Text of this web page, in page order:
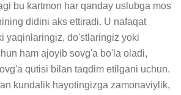
bu kartmon har qanday uslubga mos
didini aks ettiradi. U nafaqat
yaqinlaringiz, do'stlaringiz yoki
ham ajoyib sovg'a bo'la oladi,
qutisi bilan taqdim etilgani uchun.
kundalik hayotingizga zamonaviylik,